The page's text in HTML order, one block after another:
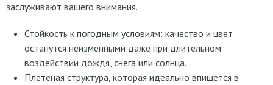
заслуживают вашего внимания.
Стойкость к погодным условиям: качество и цвет
останутся неизменными даже при длительном
воздействии дождя, снега или солнца.
Плетеная структура, которая идеально впишется в